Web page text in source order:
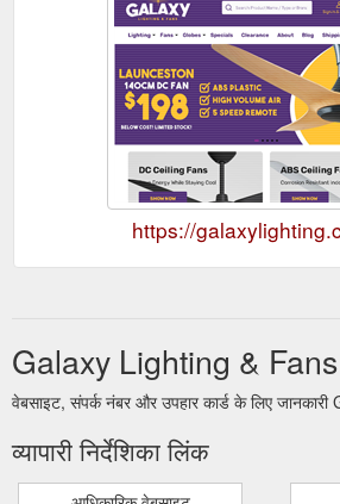
https://
Galaxy Lighting & Fans
वेबसाइट, संपर्क नंबर और उपहार कार्ड के लिए
व्यापारी निर्देशिका लिंक